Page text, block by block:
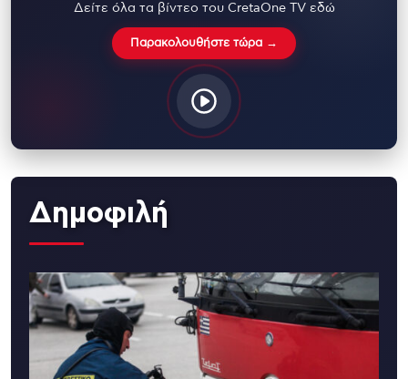
Δείτε όλα τα βίντεο του CretaOne TV εδώ
Παρακολουθήστε τώρα →
Δημοφιλή